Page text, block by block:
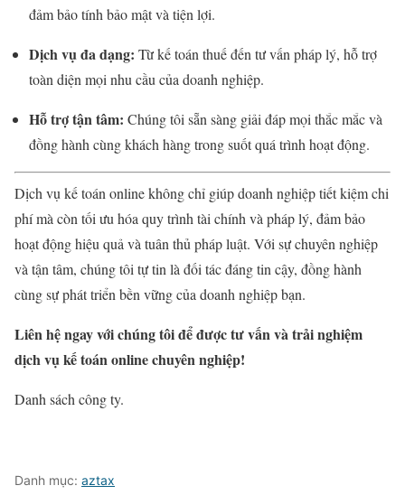
đảm bảo tính bảo mật và tiện lợi.
Dịch vụ đa dạng: Từ kế toán thuế đến tư vấn pháp lý, hỗ trợ
toàn diện mọi nhu cầu của doanh nghiệp.
Hỗ trợ tận tâm: Chúng tôi sẵn sàng giải đáp mọi thắc mắc và
đồng hành cùng khách hàng trong suốt quá trình hoạt động.
Dịch vụ kế toán online không chỉ giúp doanh nghiệp tiết kiệm chi
phí mà còn tối ưu hóa quy trình tài chính và pháp lý, đảm bảo
hoạt động hiệu quả và tuân thủ pháp luật. Với sự chuyên nghiệp
và tận tâm, chúng tôi tự tin là đối tác đáng tin cậy, đồng hành
cùng sự phát triển bền vững của doanh nghiệp bạn.
Liên hệ ngay với chúng tôi để được tư vấn và trải nghiệm
dịch vụ kế toán online chuyên nghiệp!
Danh sách công ty.
Danh mục: aztax